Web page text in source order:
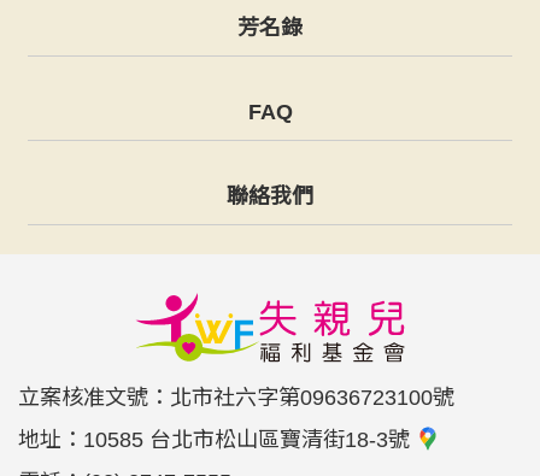
芳名錄
FAQ
聯絡我們
立案核准文號：北市社六字第09636723100號
地址： 10585 台北市松山區寶清街18-3號